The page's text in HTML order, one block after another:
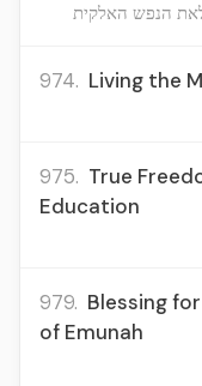
הנפש האלקית
974. Living the
975. True
Education
979. Blessing
of Emunah